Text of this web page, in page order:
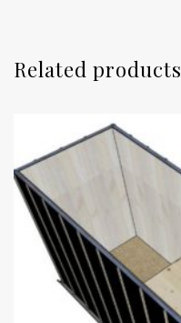
Related products